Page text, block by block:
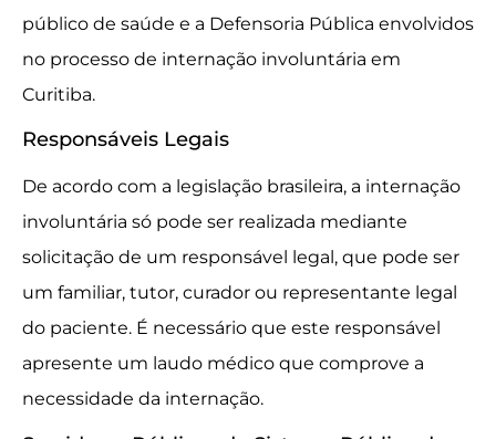
público de saúde e a Defensoria Pública envolvidos
no processo de internação involuntária em
Curitiba.
Responsáveis Legais
De acordo com a legislação brasileira, a internação
involuntária só pode ser realizada mediante
solicitação de um responsável legal, que pode ser
um familiar, tutor, curador ou representante legal
do paciente. É necessário que este responsável
apresente um laudo médico que comprove a
necessidade da internação.